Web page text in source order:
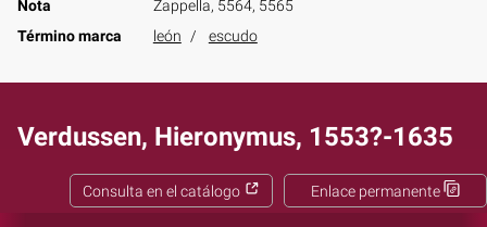
Nota
Zappella, 5564, 5565
Término marca
león escudo
Verdussen, Hieronymus, 1553?-1635
Enlace permanente
Consulta en el catálogo